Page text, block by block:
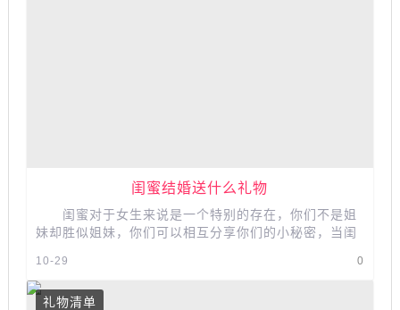
闺蜜结婚送什么礼物
闺蜜对于女生来说是一个特别的存在，你们不是姐
妹却胜似姐妹，你们可以相互分享你们的小秘密，当闺
0
10-29
礼物清单